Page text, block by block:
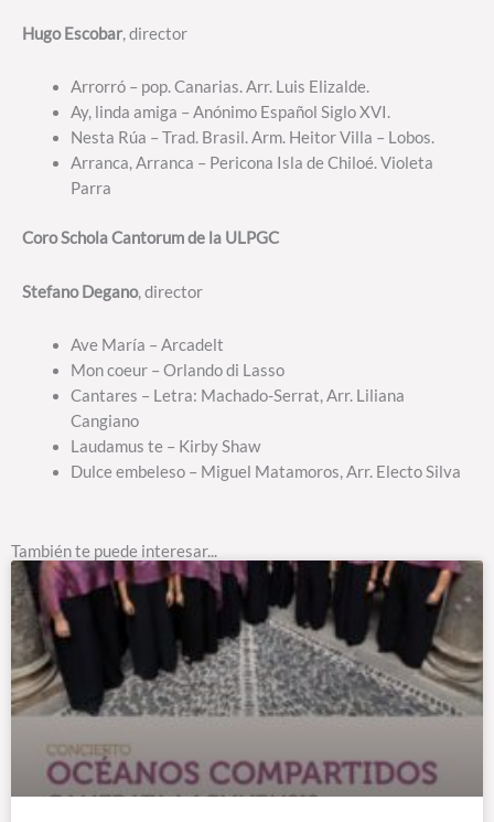
Hugo Escobar, director
Arrorró – pop. Canarias. Arr. Luis Elizalde.
Ay, linda amiga – Anónimo Español Siglo XVI.
Nesta Rúa – Trad. Brasil. Arm. Heitor Villa – Lobos.
Arranca, Arranca – Pericona Isla de Chiloé. Violeta
Parra
Coro Schola Cantorum de la ULPGC
Stefano Degano, director
Ave María – Arcadelt
Mon coeur – Orlando di Lasso
Cantares – Letra: Machado-Serrat, Arr. Liliana
Cangiano
Laudamus te – Kirby Shaw
Dulce embeleso – Miguel Matamoros, Arr. Electo Silva
También te puede interesar...